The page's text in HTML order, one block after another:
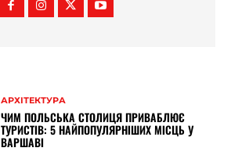
АРХІТЕКТУРА
ЧИМ ПОЛЬСЬКА СТОЛИЦЯ ПРИВАБЛЮЄ
ТУРИСТІВ: 5 НАЙПОПУЛЯРНІШИХ МІСЦЬ У
ВАРШАВІ